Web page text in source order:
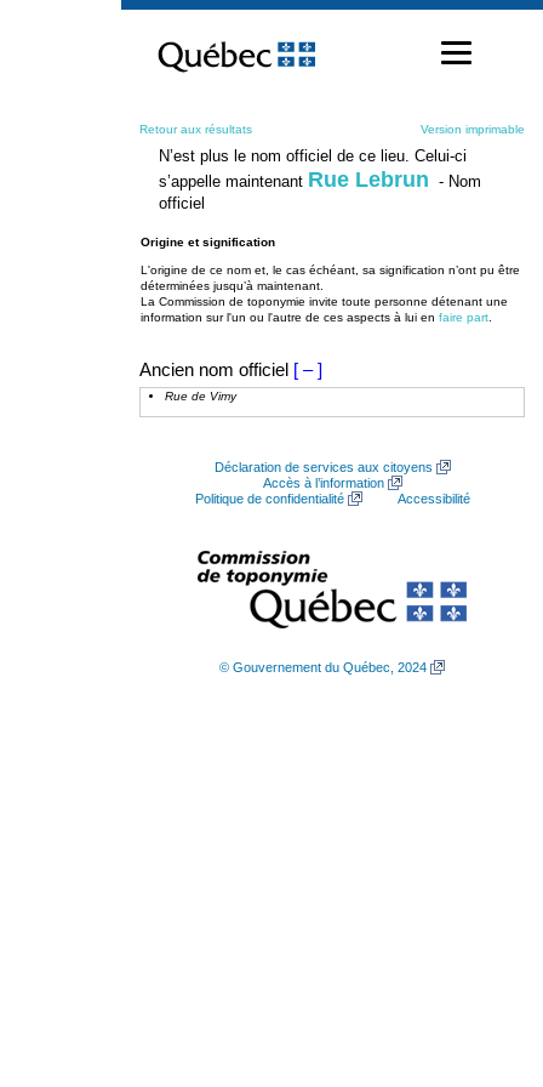
contenu
Retour aux résultats Version imprimable
N’est plus le nom officiel de ce lieu. Celui-ci
s’appelle maintenant Rue Lebrun - Nom
officiel
Origine et signification
L'origine de ce nom et, le cas échéant, sa signification n’ont pu être
déterminées jusqu’à maintenant.
La Commission de toponymie invite toute personne détenant une
information sur l'un ou l'autre de ces aspects à lui en faire part
Ancien nom officiel [ – ]
Rue de Vimy
Déclaration de services aux citoyens
Accès à l’information
Politique de confidentialité
Accessibilité
© Gouvernement du Québec, 2024